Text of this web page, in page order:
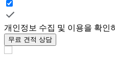
개인정보 수집 및 이용을 확인
무료 견적 상담